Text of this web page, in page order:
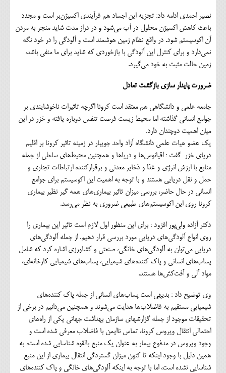
نصیر احمدی ادامه داد: تجزیه این اجساد هم فرآیندی اکسیژن‌بر است و مجدد
باعث کاهش اکسیژن محلول در آب می‌شود و در دراز مدت شاید منجر به مردن
آن اکوسیستم شود. در واقع نظام زمین هوشمند است و آلودگی را در خود نگه
نمی‌دارد و برای کنترل این آلودگی با بازخوردی که شاید برای ما منفی باشد،
زمین حالت مثبت به خود می‌گیرد.
ضرورت پایدار سازی بازگشت تعادل
جامعه علمی و دانشگاهی هم معتقد است کرونا اگرچه تاثیرات ناخوشایندی بر
جوامع انسانی گذاشته اما محیط زیست فرصت تنفس دوباره یافته و خزر در این
میان اهمیت دوچندان دارد.
یک عضو هیات علمی دانشگاه آزاد واحد جویبار در زمینه تاثیر کرونا بر اقلیم
دریای خزر گفت : اقیانوس‌ها و دریاها و همچنین محیط‌های ساحلی از جمله
منابع با ارزش انرژی و غذا و ذخایر معدنی و برقرارکننده ارتباطات تجاری و
حمل و نقل دریایی هستند و با توجه به اهمیت این اکوسیستم برای جوامع
انسانی در حال حاضر، بررسی میزان تاثیر بیماری‌های همه گیر نظیر بیماری
کرونا روی این اکوسیستم‌های طبیعی ضروری به نظر می‌رسد.
دکتر آزاده ولی‌پور افزود : برای این منظور اول لازم است تاثیر این بیماری را
روی انواع آلودگی‌های دریایی مورد بررسی قرار دهیم. از جمله آلودگی‌های
دریایی می‌توان به آلودگی‌های خانگی، صنعتی و کشاورزی اشاره کرد که شامل
پساب‌های انسانی و پاک کننده‌های شیمیایی، پساب‌های شیمیایی کارخانه‌ای،
مواد آلی و آفت‌کش‌ها هستند.
وی توضیح داد : بدیهی است پساب‌های انسانی از جمله پاک کننده‌های
شیمیایی مستقیم به فاضلاب‌ها هدایت می‌شوند و همچنین می‌دانیم در برخی از
تحقیقات موجود از جمله گزارشهای سازمان بهداشت جهانی یکی از راه‌های
احتمالی انتقال ویروس کرونا، تماس ناایمن با فاضلاب معرفی شده است و
وجود ویروس در مدفوع بیمار به عنوان یک منبع بالقوه شناسایی شده است، به
همین دلیل با وجود اینکه تا کنون میزان گستردگی انتقال بیماری از این منبع
شناسایی نشده است، اما با توجه به اینکه آلودگی‌های خانگی و پاک کننده‌های